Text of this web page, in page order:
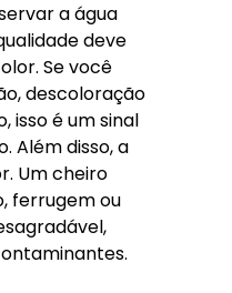
a água
deve
Se você
descoloração
isso é um sinal
Além disso, a
Um cheiro
ferrugem ou